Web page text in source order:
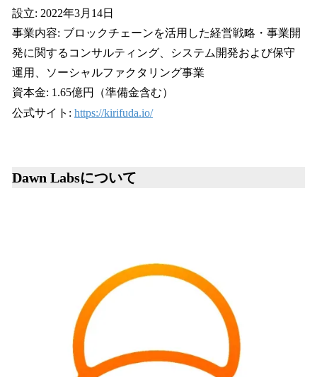
設立: 2022年3月14日
事業内容: ブロックチェーンを活用した経営戦略・事業開
発に関するコンサルティング、システム開発および保守
運用、ソーシャルファクタリング事業
資本金: 1.65億円（準備金含む）
公式サイト: https://kirifuda.io/
Dawn Labsについて